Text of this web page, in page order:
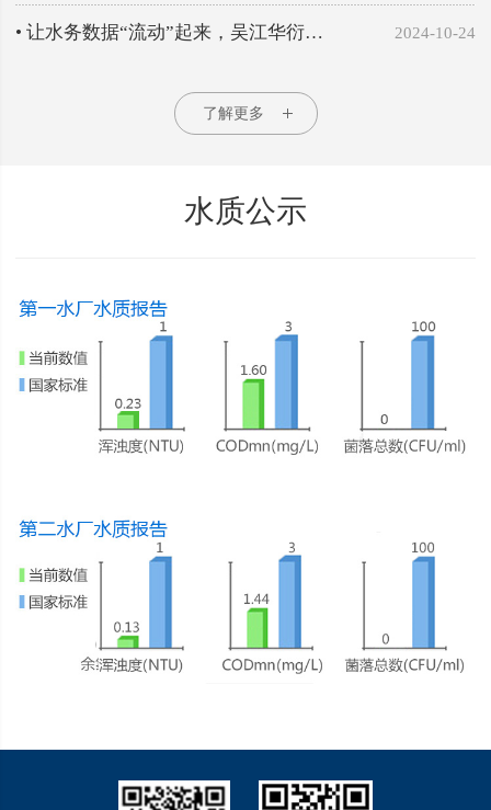
• 让水务数据“流动”起来，吴江华衍… 2024-10-24
了解更多
水质公示